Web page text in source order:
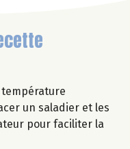
un saladier et les
pour faciliter la